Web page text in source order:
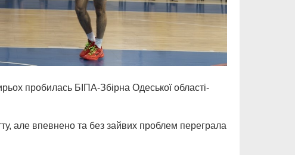
пробилась БІПА-Збірна Одеської області-
але впевнено та без зайвих проблем переграла